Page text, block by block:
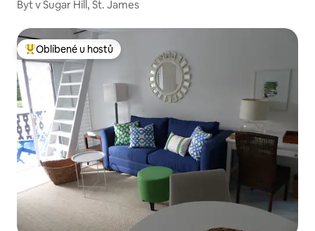
Byt v Sugar Hill, St. James
Nejlepší v kategorii Oblíbené u hostů
Oblíbené u hostů